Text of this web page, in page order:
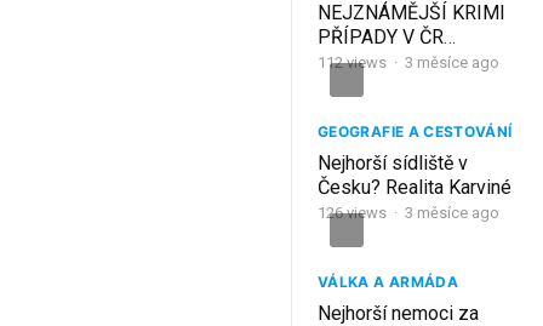
NEJZNÁMĚJŠÍ KRIMI
PŘÍPADY V ČR
NEJHORŠÍ ZLOČINCI A
112views · 3 měsíce ago
GEOGRAFIE A CESTOVÁNÍ
Nejhorší sídliště v
Česku? Realita Karviné
126views · 3 měsíce ago
VÁLKA A ARMÁDA
Nejhorší nemoci za